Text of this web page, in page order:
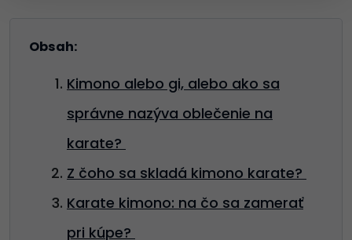
Obsah:
Kimono alebo gi, alebo ako sa
správne nazýva oblečenie na
karate?
Z čoho sa skladá kimono karate?
Karate kimono: na čo sa zamerať
pri kúpe?